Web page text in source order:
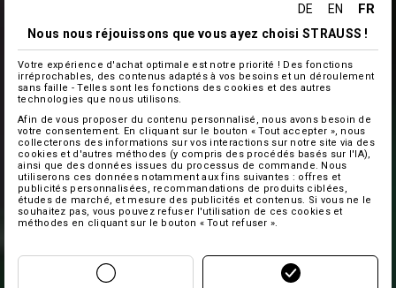
DE EN FR
Nous nous réjouissons que vous ayez choisi STRAUSS !
Votre expérience d'achat optimale est notre priorité ! Des fonctions
irréprochables, des contenus adaptés à vos besoins et un déroulement
sans faille - Telles sont les fonctions des cookies et des autres
technologies que nous utilisons.
Afin de vous proposer du contenu personnalisé, nous avons besoin de
votre consentement. En cliquant sur le bouton « Tout accepter », nous
collecterons des informations sur vos interactions sur notre site via des
cookies et d'autres méthodes (y compris des procédés basés sur l'IA),
ainsi que des données issues du processus de commande. Nous
utiliserons ces données notamment aux fins suivantes : offres et
publicités personnalisées, recommandations de produits ciblées,
études de marché, et mesure des publicités et contenus. Si vous ne le
souhaitez pas, vous pouvez refuser l'utilisation de ces cookies et
méthodes en cliquant sur le bouton « Tout refuser ».